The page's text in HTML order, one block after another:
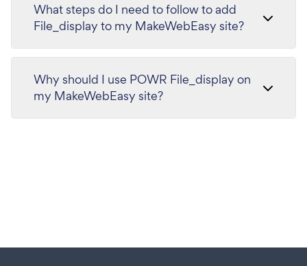
What steps do I need to follow to add
File_display to my MakeWebEasy site?
Why should I use POWR File_display on
my MakeWebEasy site?